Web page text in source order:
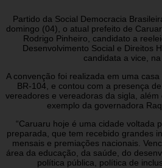
Partido da Social Democracia
domingo (04), o atual prefeito de
Rodrigo Pinheiro, candidato a
Desenvolvimento Social e Direitos
candidata a vice, na
A convenção foi realizada em uma
BR-104, e contou com a presença
vereadores e vereadoras da sigla,
exemplo da governadora
“Caruaru hoje é uma cidade voltada
preparada, que tem recebido grandes
mensais e premiações nacionais.
área da educação, da saúde, do
política pública, política de